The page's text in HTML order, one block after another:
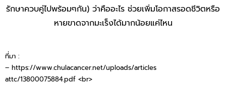
รักษาควบคู่ไปพร้อมๆกัน) ว่าคืออะไร ช่วยเพิ่มโอกาสรอดชีวิตหรือ
หายขาดจากมะเร็งได้มากน้อยแค่ไหน
ที่มา :
– https://www.chulacancer.net/uploads/articles
attc/13800075884.pdf <br>